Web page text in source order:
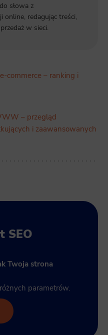
słowa z
online, redagując treści,
w sieci.
commerce – ranking i
– przegląd
i zaawansowanych
SEO
Twoja strona
parametrów.